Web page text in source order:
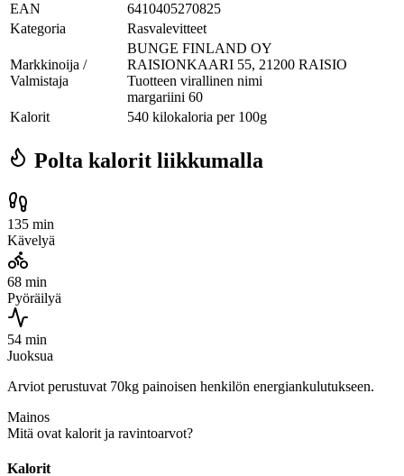
EAN
6410405270825
Kategoria
Rasvalevitteet
Markkinoija /
Valmistaja
BUNGE FINLAND OY
RAISIONKAARI 55, 21200 RAISIO
Tuotteen virallinen nimi
margariini 60
Kalorit
540 kilokaloria per 100g
Polta kalorit liikkumalla
135 min
Kävelyä
68 min
Pyöräilyä
54 min
Juoksua
Arviot perustuvat 70kg painoisen henkilön energiankulutukseen.
Mainos
Mitä ovat kalorit ja ravintoarvot?
Kalorit